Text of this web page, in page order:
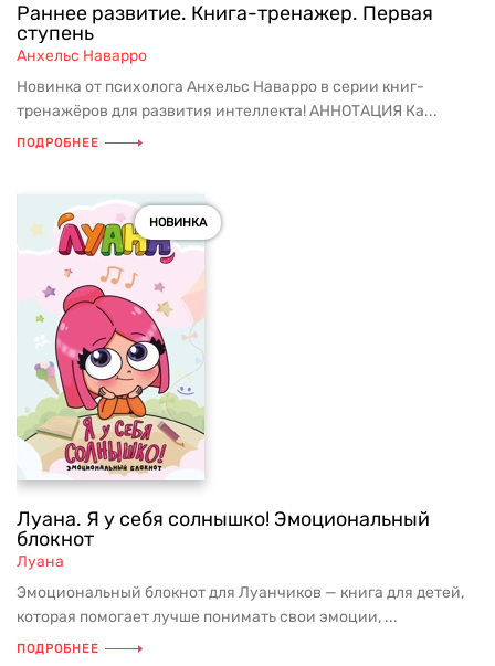
Раннее развитие. Книга-тренажер. Первая
ступень
Анхельс Наварро
Новинка от психолога Анхельс Наварро в серии книг-
тренажёров для развития интеллекта! АННОТАЦИЯ Ка...
ПОДРОБНЕЕ
НОВИНКА
Луана. Я у себя солнышко! Эмоциональный
блокнот
Луана
Эмоциональный блокнот для Луанчиков — книга для детей,
которая помогает лучше понимать свои эмоции, ...
ПОДРОБНЕЕ